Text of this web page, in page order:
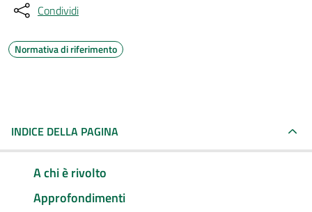
Condividi
Normativa di riferimento
INDICE DELLA PAGINA
A chi è rivolto
Approfondimenti